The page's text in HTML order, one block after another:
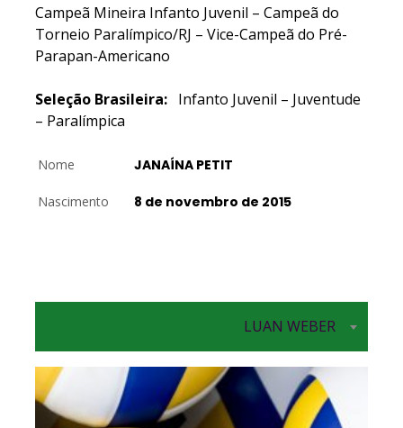
Campeã Mineira Infanto Juvenil – Campeã do
Torneio Paralímpico/RJ – Vice-Campeã do Pré-
Parapan-Americano
Seleção Brasileira: Infanto Juvenil – Juventude
– Paralímpica
Nome JANAÍNA PETIT
Nascimento 8 de novembro de 2015
LUAN WEBER